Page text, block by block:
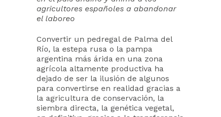
agricultores españoles a abandonar
el laboreo
Convertir un pedregal de Palma del
Río, la estepa rusa o la pampa
argentina más árida en una zona
agrícola altamente productiva ha
dejado de ser la ilusión de algunos
para convertirse en realidad gracias a
la agricultura de conservación, la
siembra directa, la genética vegetal,